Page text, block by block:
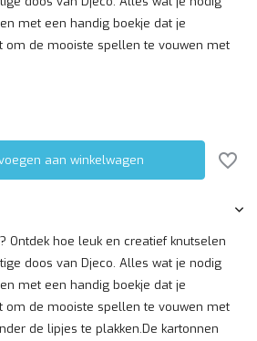
met een handig boekje dat je
om de mooiste spellen te vouwen met
aan winkelwagen
Ontdek hoe leuk en creatief knutselen
doos van Djeco. Alles wat je nodig
met een handig boekje dat je
om de mooiste spellen te vouwen met
de lipjes te plakken.De kartonnen